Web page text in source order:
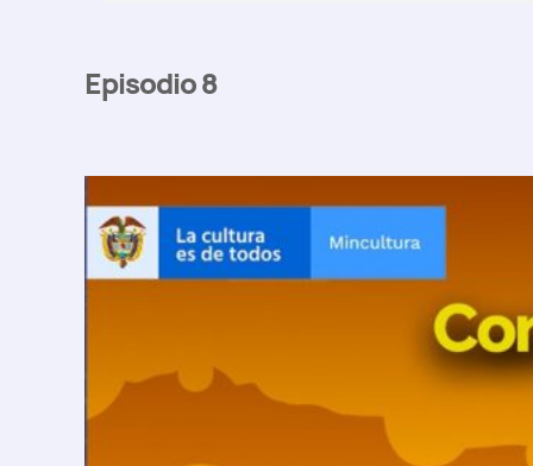
Episodio 8